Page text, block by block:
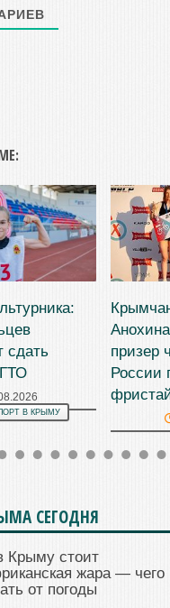
сдать
призер
России
В КРЫМУ
СЕГОДНЯ
Крыму стоит
жара — чего
от погоды